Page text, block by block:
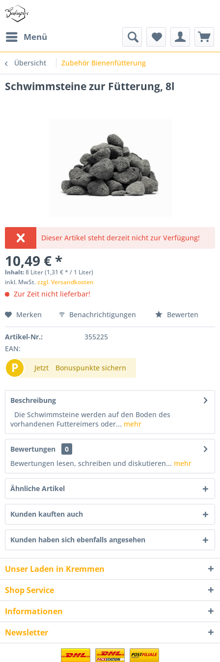
Menü
Übersicht Zubehör Bienenfütterung
Schwimmsteine zur Fütterung, 8l
Dieser Artikel steht derzeit nicht zur Verfügung!
10,49 € *
Inhalt:8 Liter (1,31 € * / 1 Liter)
inkl. MwSt.zzgl. Versandkosten
Zur Zeit nicht lieferbar!
Merken Benachrichtigungen Bewerten
Artikel-Nr.:
355225
EAN:
P Jetzt Bonuspunkte sichern
Beschreibung
Die Schwimmsteine werden auf den Boden des
vorhandenen Futtereimers oder... mehr
Bewertungen
0
Bewertungen lesen, schreiben und diskutieren... mehr
Ähnliche Artikel
Kunden kauften auch
Kunden haben sich ebenfalls angesehen
Unser Laden in Kremmen
Shop Service
Informationen
Newsletter